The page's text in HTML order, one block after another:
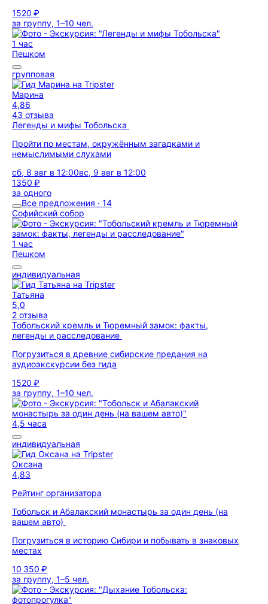
1520 ₽
за группу, 1–10 чел.
1 час
Пешком
групповая
Марина
4,86
43 отзыва
Легенды и мифы Тобольска
Пройти по местам, окружённым загадками и
немыслимыми слухами
сб, 8 авг в 12:00вс, 9 авг в 12:00
1350 ₽
за одного
Все предложения · 14
Софийский собор
1 час
Пешком
индивидуальная
Татьяна
5,0
2 отзыва
Тобольский кремль и Тюремный замок: факты,
легенды и расследование
Погрузиться в древние сибирские предания на
аудиоэкскурсии без гида
1520 ₽
за группу, 1–10 чел.
4,5 часа
индивидуальная
Оксана
4,83
Рейтинг организатора
Тобольск и Абалакский монастырь за один день (на
вашем авто)
Погрузиться в историю Сибири и побывать в знаковых
местах
10 350 ₽
за группу, 1–5 чел.